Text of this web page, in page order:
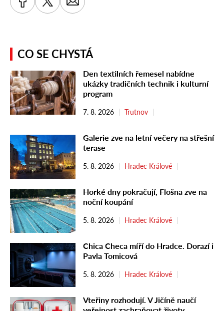
CO SE CHYSTÁ
Den textilních řemesel nabídne
ukázky tradičních technik i kulturní
program
7. 8. 2026 Trutnov
Galerie zve na letní večery na střešní
terase
5. 8. 2026 Hradec Králové
Horké dny pokračují, Flošna zve na
noční koupání
5. 8. 2026 Hradec Králové
Chica Checa míří do Hradce. Dorazí i
Pavla Tomicová
5. 8. 2026 Hradec Králové
Vteřiny rozhodují. V Jičíně naučí